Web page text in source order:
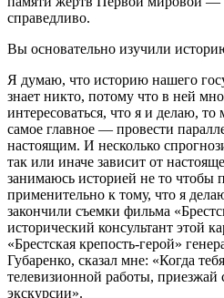
справедливо.
Вы основательно изучили
Я думаю, что историю нашего
знает никто, потому что в ней
интересоваться, что я и делаю,
самое главное — провести
настоящим. И несколько
так или иначе зависит от
занимаюсь историей не то чтобы
применительно к тому, что я
закончили съемки фильма
исторический консультант этой
«Брестская крепость-герой»
Губаренко, сказал мне: «Когда
телевизионной работы, приезжай
экскурсии».